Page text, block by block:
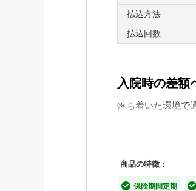
払込方法
払込回数
入院時の差額
落ち着いた環境で
【特長1】満
商品の特徴：
保険期間定期